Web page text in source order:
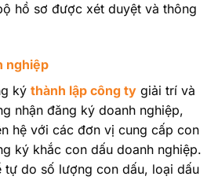
hồ sơ được xét duyệt và thông
nghiệp
ký thành lập công ty giải trí và
nhận đăng ký doanh nghiệp,
hệ với các đơn vị cung cấp con
ký khắc con dấu doanh nghiệp.
tự do số lượng con dấu, loại dấu